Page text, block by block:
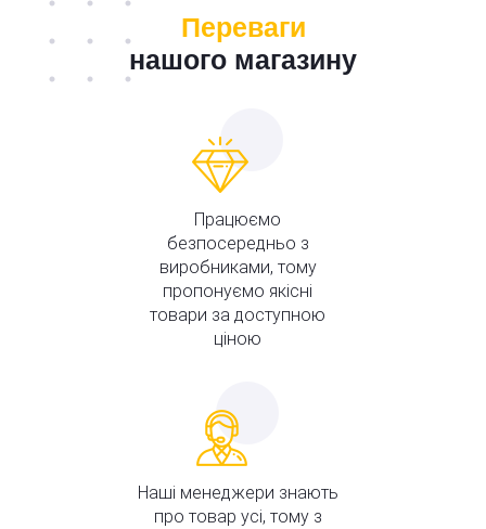
Переваги
нашого магазину
Працюємо
безпосередньо з
виробниками, тому
пропонуємо якісні
товари за доступною
ціною
Наші менеджери знають
про товар усі, тому з